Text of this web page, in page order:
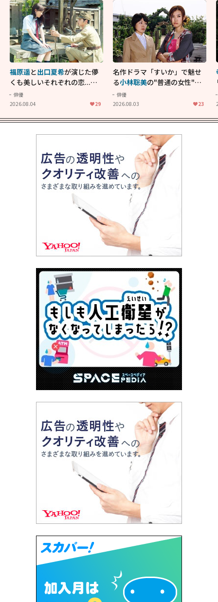
福原遥と出口夏希が演じた儚
くも美しいそれぞれの恋...生
きることの尊さを教えてくれ
た映画「あの花が咲く丘で、
俳優
2026.08.04
29
名作ドラマ「すいか」で魅せ
る小林聡美の"普通の女性"が
大人に刺さる...映画「かもめ
食堂」にも通じる静かな芝居
俳優
2026.08.03
23